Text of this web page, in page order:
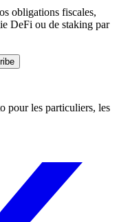
obligations fiscales,
DeFi ou de staking par
pour les particuliers, les